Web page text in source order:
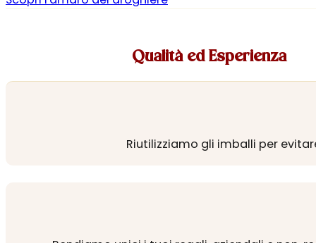
Qualità ed Esperienza
Riutilizziamo gli imballi per